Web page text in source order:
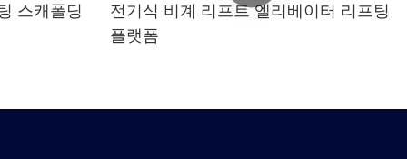
스캐폴딩
전기식 비계 리프트 엘리베이터 리프팅
플랫폼